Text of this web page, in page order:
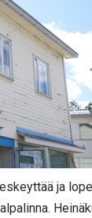
ja